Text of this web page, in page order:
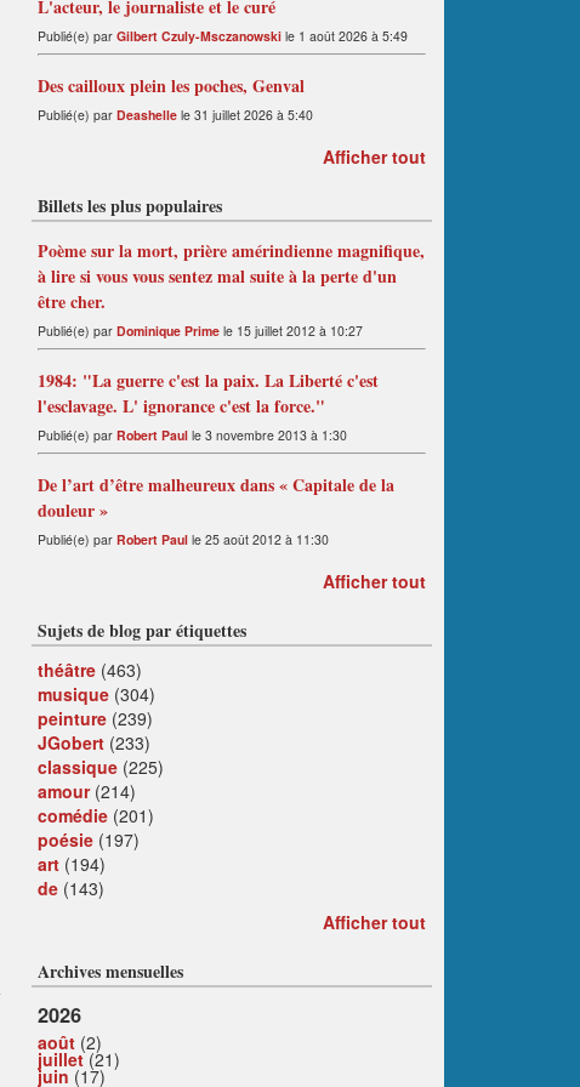
L'acteur, le journaliste et le curé
Publié(e) par Gilbert Czuly-Msczanowski le 1 août 2026 à 5:49
Des cailloux plein les poches, Genval
Publié(e) par Deashelle le 31 juillet 2026 à 5:40
Afficher tout
Billets les plus populaires
Poème sur la mort, prière amérindienne magnifique,
à lire si vous vous sentez mal suite à la perte d'un
être cher.
Publié(e) par Dominique Prime le 15 juillet 2012 à 10:27
1984: "La guerre c'est la paix. La Liberté c'est
l'esclavage. L' ignorance c'est la force."
Publié(e) par Robert Paul le 3 novembre 2013 à 1:30
De l’art d’être malheureux dans « Capitale de la
douleur »
Publié(e) par Robert Paul le 25 août 2012 à 11:30
Afficher tout
Sujets de blog par étiquettes
théâtre (463)
musique (304)
peinture (239)
JGobert (233)
classique (225)
amour(214)
comédie (201)
poésie (197)
art (194)
de (143)
Afficher tout
Archives mensuelles
2026
août (2)
juillet(21)
juin (17)